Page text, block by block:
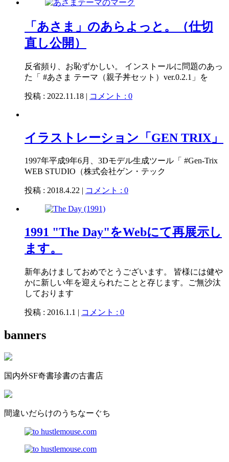
「あさま」のあらよっと。（仕切
直し公開）
反省頻り、お恥ずかしい。 インストールに問題のあっ
た「 #あさま テーマ（親子丼セット）ver.0.2.1」を
投稿 : 2022.11.18 | コメント : 0
イラストレーション「GEN TRIX」
1997年平成9年6月、3Dモデル生成ツール「 #Gen-Trix
WEB STUDIO（株式会社ゲン・テック
投稿 : 2018.4.22 | コメント : 0
1991 "The Day"をWebにて再展示し
ます。
新年あけましておめでとうございます。 皆様には健や
かに新しい年を迎えられたことと存じます。ご無沙汰
しております
投稿 : 2016.1.1 | コメント : 0
banners
国内外SF奇書珍書の古書店
間違いだらけのうちなーぐち